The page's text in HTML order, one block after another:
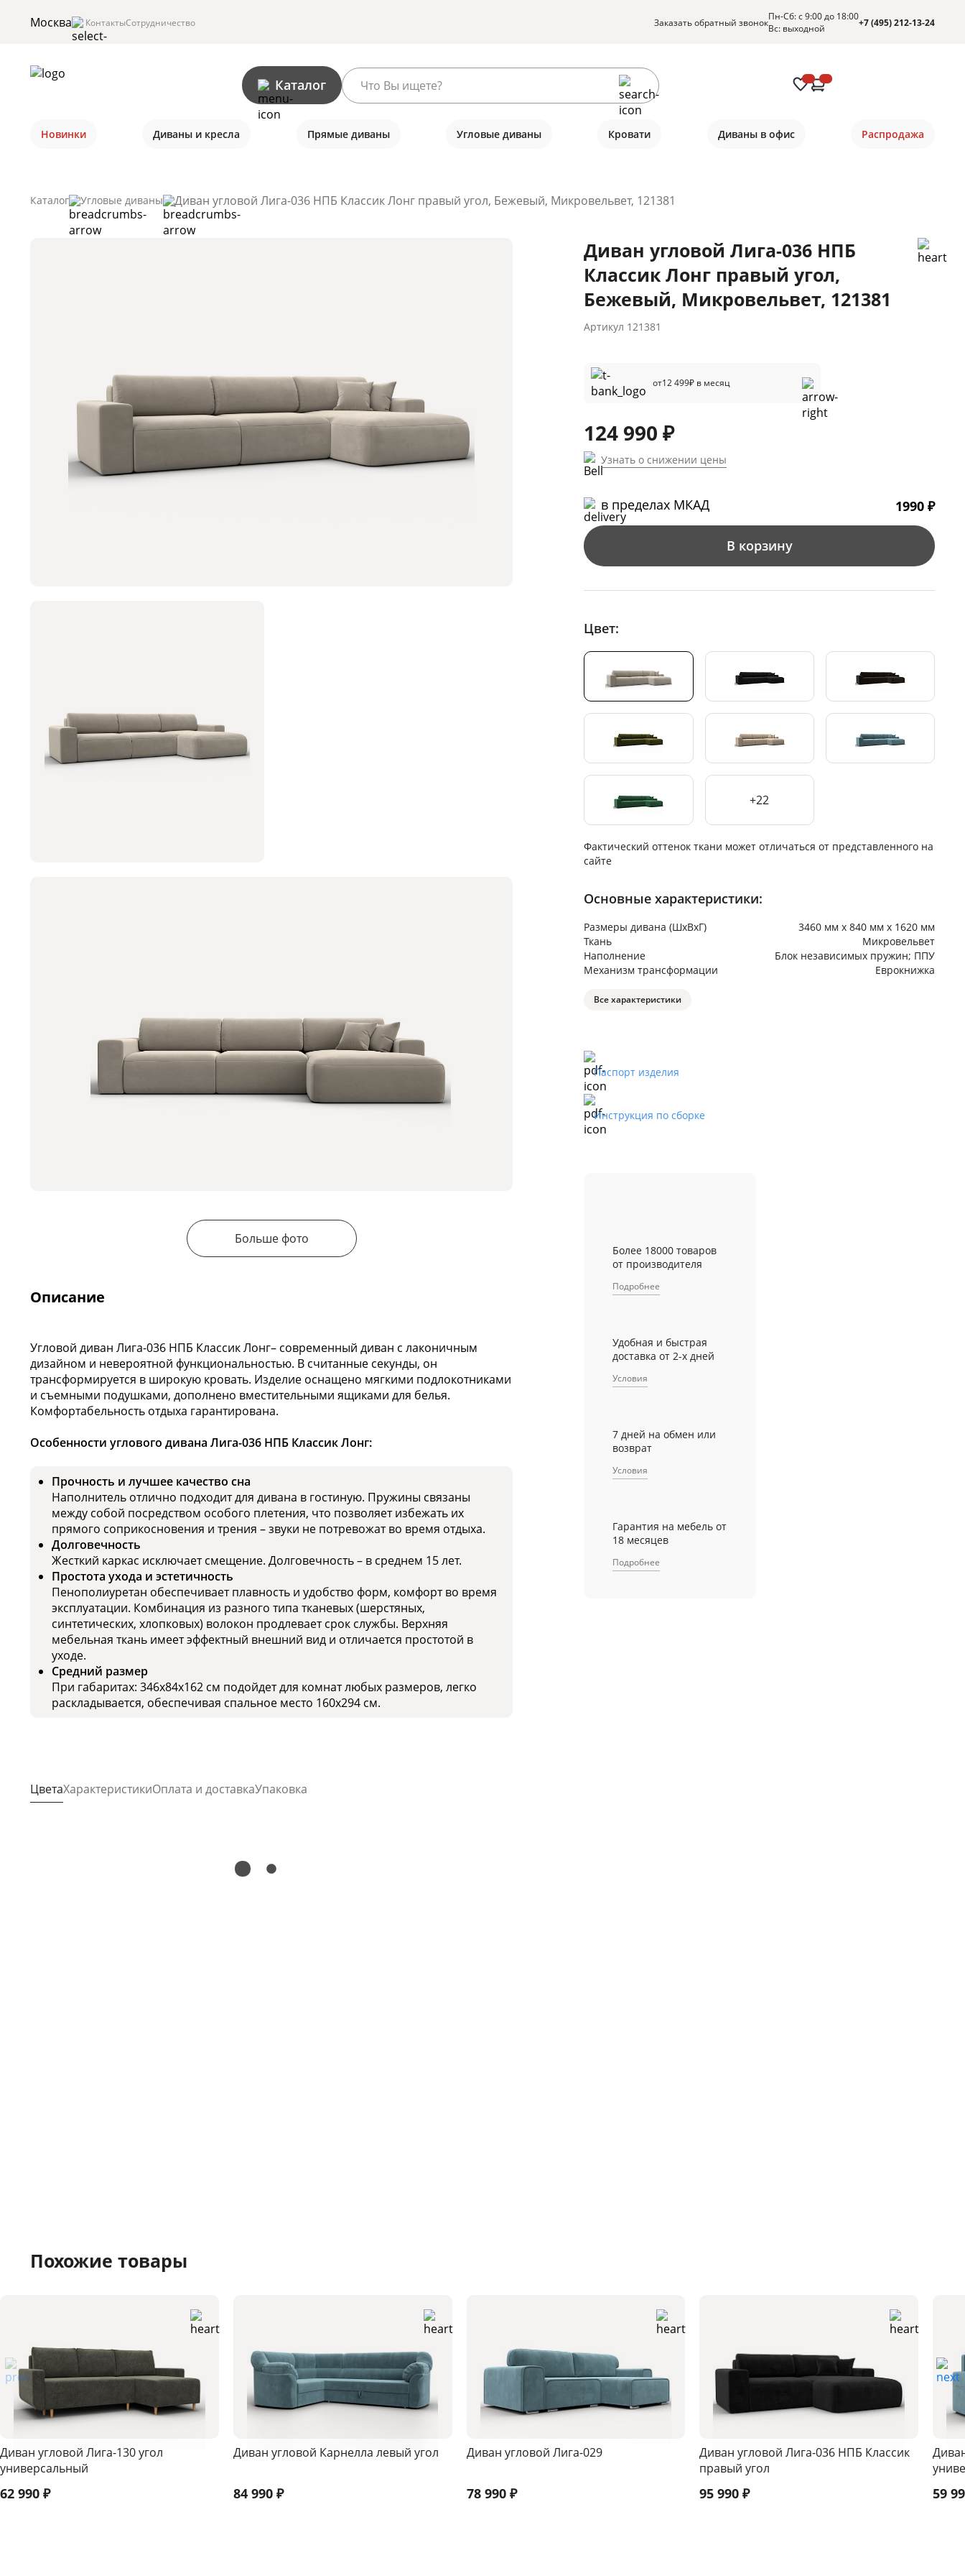
Москва КонтактыСотрудничество Заказать обратный звонокПн-Сб: с 9:00 до 18:00
Вс: выходной
+7 (495) 212-13-24
Каталог
Новинки Диваны и кресла Прямые диваны Угловые диваны Кровати Диваны в офис Распродажа
Каталог Угловые диваны Диван угловой Лига-036 НПБ Классик Лонг правый угол, Бежевый, Микровельвет, 121381
Больше фото
Описание
Угловой диван Лига-036 НПБ Классик Лонг– современный диван с лаконичным
дизайном и невероятной функциональностью. В считанные секунды, он
трансформируется в широкую кровать. Изделие оснащено мягкими подлокотниками
и съемными подушками, дополнено вместительными ящиками для белья.
Комфортабельность отдыха гарантирована.
Особенности углового дивана Лига-036 НПБ Классик Лонг:
Прочность и лучшее качество сна
Наполнитель отлично подходит для дивана в гостиную. Пружины связаны
между собой посредством особого плетения, что позволяет избежать их
прямого соприкосновения и трения – звуки не потревожат во время отдыха.
Долговечность
Жесткий каркас исключает смещение. Долговечность – в среднем 15 лет.
Простота ухода и эстетичность
Пенополиуретан обеспечивает плавность и удобство форм, комфорт во время
эксплуатации. Комбинация из разного типа тканевых (шерстяных,
синтетических, хлопковых) волокон продлевает срок службы. Верхняя
мебельная ткань имеет эффектный внешний вид и отличается простотой в
уходе.
Средний размер
При габаритах: 346x84x162 см подойдет для комнат любых размеров, легко
раскладывается, обеспечивая спальное место 160x294 см.
ЦветаХарактеристикиОплата и доставкаУпаковка
Диван угловой Лига-036 НПБ
Классик Лонг правый угол,
Бежевый, Микровельвет, 121381
Артикул 121381
от12 499₽ в месяц
124 990 ₽
Узнать о снижении цены
в пределах МКАД 1990 ₽
В корзину
Цвет:
+22
Фактический оттенок ткани может отличаться от представленного на
сайте
Основные характеристики:
Размеры дивана (ШхВхГ)
3460 мм х 840 мм х 1620 мм
Ткань
Микровельвет
Наполнение
Блок независимых пружин; ППУ
Механизм трансформации
Еврокнижка
Все характеристики
Паспорт изделия
Инструкция по сборке
Более 18000 товаров
от производителя
Подробнее
Удобная и быстрая
доставка от 2-х дней
Условия
7 дней на обмен или
возврат
Условия
Гарантия на мебель от
18 месяцев
Подробнее
Похожие товары
Диван угловой Лига-130 угол
универсальный
62 990 ₽
Диван угловой Карнелла левый угол
84 990₽
Диван угловой Лига-029
78 990₽
Диван угловой Лига-036 НПБ Классик
правый угол
95 990 ₽ 59